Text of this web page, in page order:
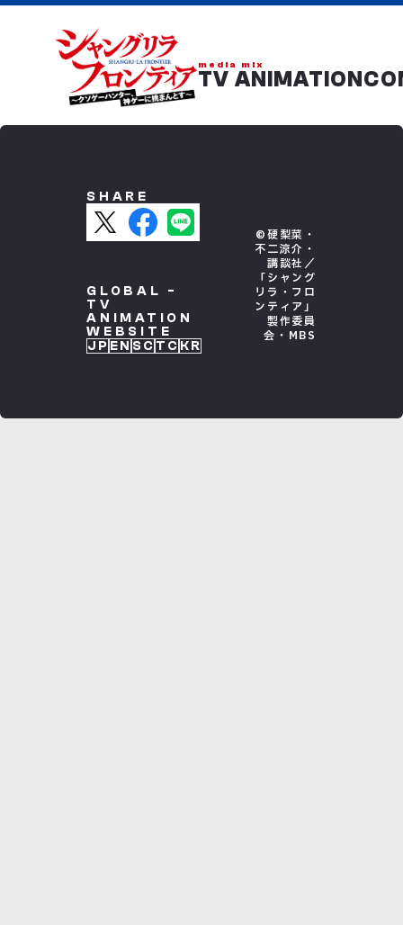
media mix
TV ANIMATION
SHARE
GLOBAL -
TV
ANIMATION
WEBSITE
JP EN SC TC KR
©硬梨菜・
不二涼介・
講談社／
「シャング
リラ・フロ
ンティア」
製作委員
会・MBS